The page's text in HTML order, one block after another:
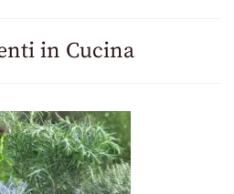
in Cucina